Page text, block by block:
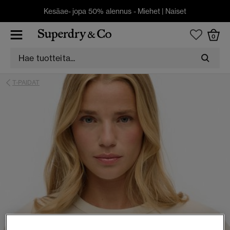
Kesäae- jopa 50% alennus - Miehet | Naiset
0
T-PAIDAT